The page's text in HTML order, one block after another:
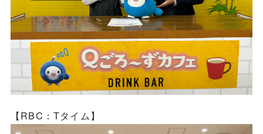
【RBC：Tタイム】